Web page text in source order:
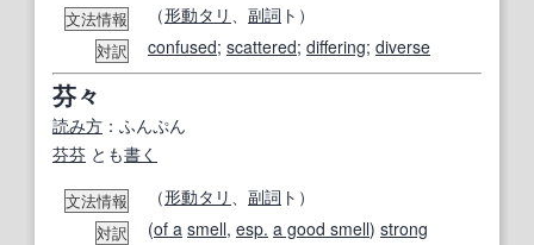
文法情報 （形動タリ 副詞 ト）
対訳 confused; scattered; differing; diverse
芬々
読み方 ：ふんぷん
芬芬 とも書く
文法情報 （形動タリ 副詞 ト）
対訳 (of a smell, esp. a good smell) strong